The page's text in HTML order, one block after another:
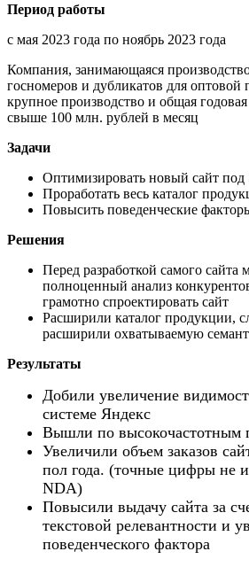
Период работы
с мая 2023 года по ноябрь 2023 года
Компания, занимающаяся
госномеров и дубликатов для
крупное производство и общая
свыше 100 млн. рублей в месяц
Задачи
Оптимизировать новый сайт под
Проработать весь каталог
Повысить поведенческие
Решения
Перед разработкой самого сайта
полноценный анализ
грамотно спроектировать сайт
Расширили каталог продукции,
расширили охватываемую
Результаты
Добили увеличение
системе Яндекс
Вышли по высокочастотным
Увеличили объем заказов
пол года. (точные цифры не
NDA)
Повысили выдачу сайта за
текстовой релевантности и
поведенческого фактора